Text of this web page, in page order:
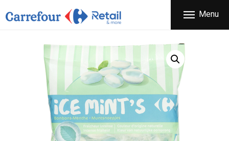
Menu
CARREFOUR
ΕΤΑΙΡΕΙΑ
ΠΡΟΪΟΝΤΑ
ΚΑΤΑΣΤΗΜΑΤΑ
ΠΡΟΣΦΟΡΕΣ
FRANCHISE
ΝΕΑ
ΕΠΙΚΟΙΝΩΝΙΑ